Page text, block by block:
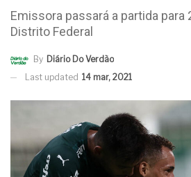
Emissora passará a partida para
Distrito Federal
By Diário Do Verdão
Last updated 14 mar, 2021